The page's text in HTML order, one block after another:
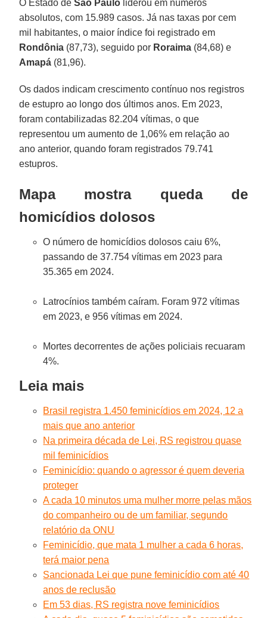
O Estado deSão Paulo liderou em números
absolutos, com 15.989 casos. Já nas taxas por cem
mil habitantes, o maior índice foi registrado em
Rondônia (87,73), seguido por Roraima (84,68) e
Amapá (81,96).
Os dados indicam crescimento contínuo nos registros
de estupro ao longo dos últimos anos. Em 2023,
foram contabilizadas 82.204 vítimas, o que
representou um aumento de 1,06% em relação ao
ano anterior, quando foram registrados 79.741
estupros.
Mapa mostra queda de
homicídios dolosos
O número de homicídios dolosos caiu 6%,
passando de 37.754 vítimas em 2023 para
35.365 em 2024.
Latrocínios também caíram. Foram 972 vítimas
em 2023, e 956 vítimas em 2024.
Mortes decorrentes de ações policiais recuaram
4%.
Leia mais
Brasil registra 1.450 feminicídios em 2024, 12 a
mais que ano anterior
Na primeira década de Lei, RS registrou quase
mil feminicídios
Feminicídio: quando o agressor é quem deveria
proteger
A cada 10 minutos uma mulher morre pelas mãos
do companheiro ou de um familiar, segundo
relatório da ONU
Feminicídio, que mata 1 mulher a cada 6 horas,
terá maior pena
Sancionada Lei que pune feminicídio com até 40
anos de reclusão
Em 53 dias, RS registra nove feminicídios